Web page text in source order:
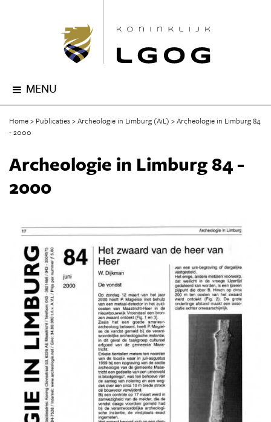
MENU
Home Publicaties Archeologie in Limburg (AiL)
Archeologie in Limburg 84
- 2000
Archeologie in Limburg 84 -
2000